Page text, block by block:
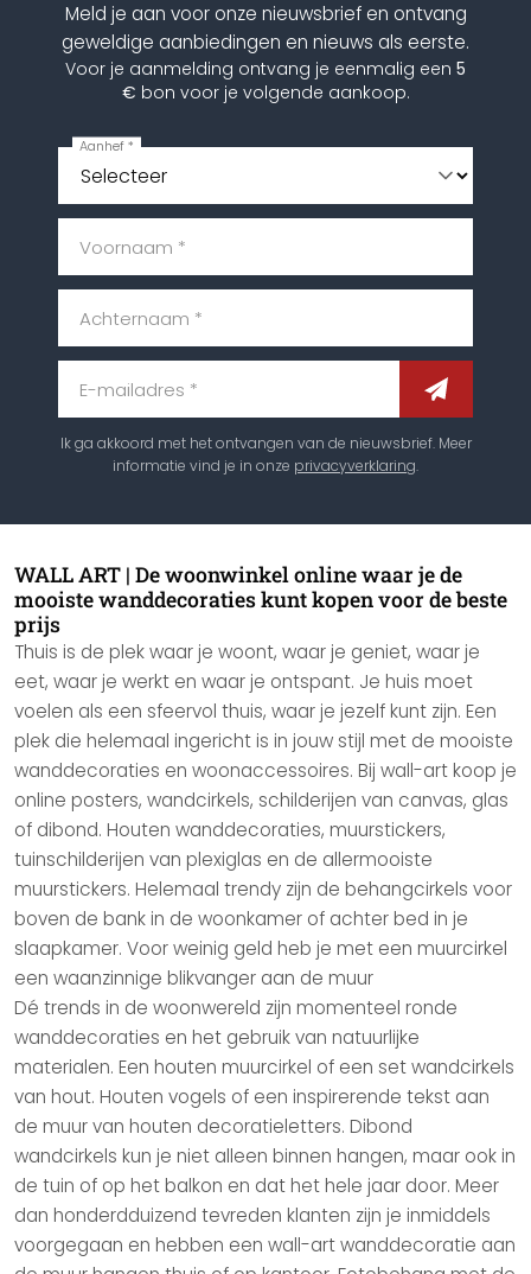
Meld je aan voor onze nieuwsbrief en ontvang
geweldige aanbiedingen en nieuws als eerste.
Voor je aanmelding ontvang je eenmalig een 5
€ bon voor je volgende aankoop.
Aanhef *
Voornaam *
Achternaam *
E-mailadres *
Ik ga akkoord met het ontvangen van de nieuwsbrief. Meer
informatie vind je in onze privacyverklaring.
WALL ART | De woonwinkel online waar je de
mooiste wanddecoraties kunt kopen voor de beste
prijs
Thuis is de plek waar je woont, waar je geniet, waar je
eet, waar je werkt en waar je ontspant. Je huis moet
voelen als een sfeervol thuis, waar je jezelf kunt zijn. Een
plek die helemaal ingericht is in jouw stijl met de mooiste
wanddecoraties en woonaccessoires. Bij wall-art koop je
online posters, wandcirkels, schilderijen van canvas, glas
of dibond. Houten wanddecoraties, muurstickers,
tuinschilderijen van plexiglas en de allermooiste
muurstickers. Helemaal trendy zijn de behangcirkels voor
boven de bank in de woonkamer of achter bed in je
slaapkamer. Voor weinig geld heb je met een muurcirkel
een waanzinnige blikvanger aan de muur
Dé trends in de woonwereld zijn momenteel ronde
wanddecoraties en het gebruik van natuurlijke
materialen. Een houten muurcirkel of een set wandcirkels
van hout. Houten vogels of een inspirerende tekst aan
de muur van houten decoratieletters. Dibond
wandcirkels kun je niet alleen binnen hangen, maar ook in
de tuin of op het balkon en dat het hele jaar door. Meer
dan honderdduizend tevreden klanten zijn je inmiddels
voorgegaan en hebben een wall-art wanddecoratie aan